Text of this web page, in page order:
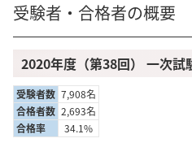
受験者・合格者の概要
2020年度（第38回） 一次試
受験者数 7,908名
合格者数 2,693名
合格率
34.1%